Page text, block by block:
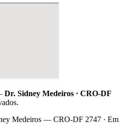
Dr. Sidney Medeiros · CRO-DF
Medeiros — CRO-DF 2747 · Em